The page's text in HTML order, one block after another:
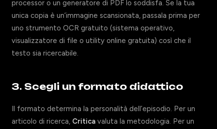
processor o un generatore di PDF lo soddisfa. Se la tua
unica copia è un’immagine scansionata, passala prima per
uno strumento OCR gratuito (sistema operativo,
visualizzatore di file o utility online gratuita) così che il
testo sia ricercabile.
3. Scegli un formato didattico
Il formato determina la personalità dell’episodio. Per un
articolo di ricerca, Critica valuta la metodologia. Per un